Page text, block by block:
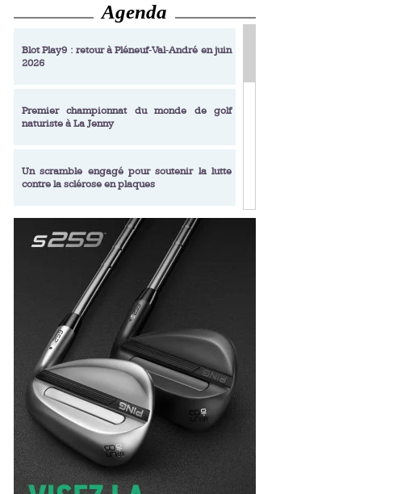
Ladies Pro-Am VSD : Golf du Prieuré, elles
décrochent leur billet pour la finale
Enfin un livre de golf pensé pour les femmes
Ladies Pro-Am VSD : les premières
Académie Golf Barrière Julien Xanthopoulos,
Amundi Evian Championship, de nouvelles
expériences immersives
Tiger Woods se retire du Genesis Invitational
Evian Resort Golf Club : Saison 2 du
Programme Performance
Agenda
Blot Play9 : retour à Pléneuf‑Val‑André en juin
2026
Premier championnat du monde de golf
naturiste à La Jenny
Un scramble engagé pour soutenir la lutte
contre la sclérose en plaques
Resonance Golf Collection : Lacoste Golf
Series & Trophée Écologie, deux circuits
amateurs en 10 étapes
Royal Air Maroc Golf & Padel Cup : le nouvel
event sport et networking
LPGA Tour 2026 : une saison record pour le
golf féminin
Ladies European Tour 2026 : une saison
historique sur cinq continents
Debout en Bouts prolonge la Fashion Week à
Roland-Garros